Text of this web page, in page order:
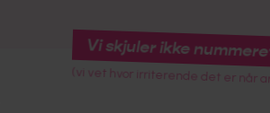
Vi skjuler ikke
(vi vet hvor irriterende det er når